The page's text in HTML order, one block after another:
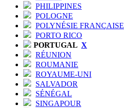
PHILIPPINES
POLOGNE
POLYNÉSIE FRANÇAISE
PORTO RICO
PORTUGAL X
RÉUNION
ROUMANIE
ROYAUME-UNI
SALVADOR
SÉNÉGAL
SINGAPOUR